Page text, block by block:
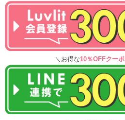
＼お得な10％OFFクー